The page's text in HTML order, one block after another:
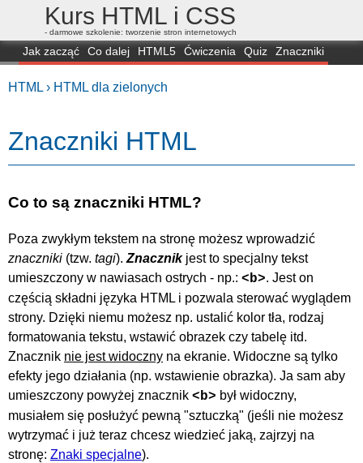
Kurs HTML i CSS
- darmowe szkolenie: tworzenie stron internetowych
Jak zacząć Co dalej HTML5 Ćwiczenia Quiz
Znaczniki
HTML › HTML dla zielonych
Znaczniki HTML
Co to są znaczniki HTML?
Poza zwykłym tekstem na stronę możesz wprowadzić
znaczniki (tzw. tagi). Znacznikjest to specjalny tekst
umieszczony w nawiasach ostrych - np.: <b>. Jest on
częścią składni języka HTML i pozwala sterować wyglądem
strony. Dzięki niemu możesz np. ustalić kolor tła, rodzaj
formatowania tekstu, wstawić obrazek czy tabelę itd.
Znacznik nie jest widoczny na ekranie. Widoczne są tylko
efekty jego działania (np. wstawienie obrazka). Ja sam aby
umieszczony powyżej znacznik <b> był widoczny,
musiałem się posłużyć pewną "sztuczką" (jeśli nie możesz
wytrzymać i już teraz chcesz wiedzieć jaką, zajrzyj na
stronę: Znaki specjalne).